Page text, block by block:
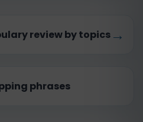
phrases
review by topics →